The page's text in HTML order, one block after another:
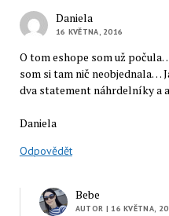
Daniela
16 KVĚTNA, 2016
O tom eshope som už
som si tam nič neobjednala…
dva statement náhrdelníky a
Daniela
Odpovědět
Bebe
AUTOR | 16 KVĚTNA,